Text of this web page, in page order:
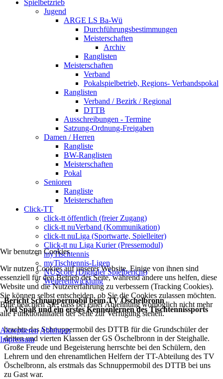
Spielbetzrieb
Jugend
ARGE LS Ba-Wü
Durchführungsbestimmungen
Meisterschaften
Archiv
Ranglisten
Meisterschaften
Verband
Pokalspielbetrieb, Regions- Verbandspokal
Ranglisten
Verband / Bezirk / Regional
DTTB
Ausschreibungen - Termine
Satzung-Ordnung-Freigaben
Damen / Herren
Rangliste
BW-Ranglisten
Meisterschaften
Pokal
Senioren
Rangliste
Meisterschaften
Click-TT
click-tt öffentlich (freier Zugang)
click-tt nuVerband (Kommunikation)
click-tt nuLiga (Sportwarte, Spielleiter)
Click-tt nu Liga Kurier (Pressemodul)
myTischtennis
myTischtennis-Ligen
NUScore (Digitaler Spielbericht)
Weiterentwicklung
Bericht Schnuppermobil beim TV Öschelbronn
Viel Spaß und ein erstes Kennenlernen des Tischtennissports
brachte das Schnuppermobil des DTTB für die Grundschüler der
dritten und vierten Klassen der GS Öschelbronn in der Steighalle.
Große Freude und Begeisterung herrschte bei den Schülern, den
Lehrern und den ehrenamtlichen Helfern der TT-Abteilung des TV
Öschelbronn, als erstmals das Schnuppermobil des DTTB bei uns
zu Gast war.
Wir benutzen Cookies
Wir nutzen Cookies auf unserer Website. Einige von ihnen sind
essenziell für den Betrieb der Seite, während andere uns helfen, diese
Website und die Nutzererfahrung zu verbessern (Tracking Cookies).
Sie können selbst entscheiden, ob Sie die Cookies zulassen möchten.
Bitte beachten Sie, dass bei einer Ablehnung womöglich nicht mehr
alle Funktionalitäten der Seite zur Verfügung stehen.
Akzeptieren Ablehnen
Impressum